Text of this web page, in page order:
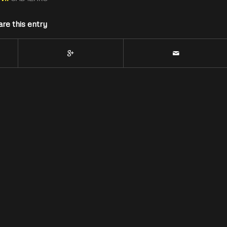
this entry